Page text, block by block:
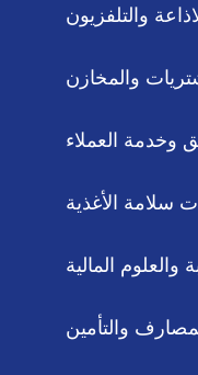
والتلفزيون
والمخازن
وخدمة العملاء
سلامة الأغذية
المالية
والتأمين